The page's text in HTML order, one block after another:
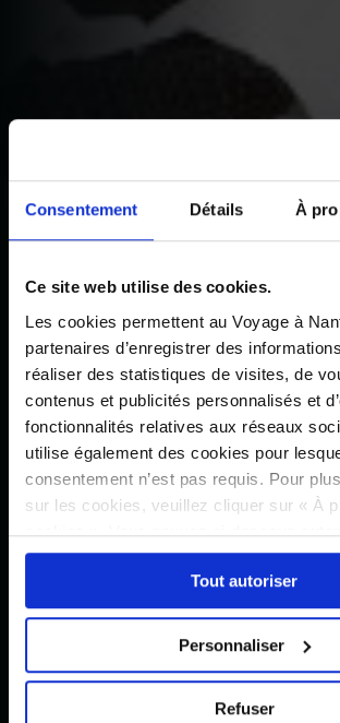
Consentement Détails À
Ce site web utilise des cookies.
Les cookies permettent au Voyage à
partenaires d’enregistrer des
réaliser des statistiques de visites, de
contenus et publicités personnalisés et
fonctionnalités relatives aux réseaux
utilise également des cookies pour
consentement n’est pas requis. Pour
sur les cookies, veuillez cliquer sur « À
cookies ». Vous pouvez ci-dessous
sélectionner les cookies selon les
« Détails ». À tout moment, vous pouvez
choix en cliquant sur le lien « Cookies »
Tout autoriser
Personnaliser
Refuser